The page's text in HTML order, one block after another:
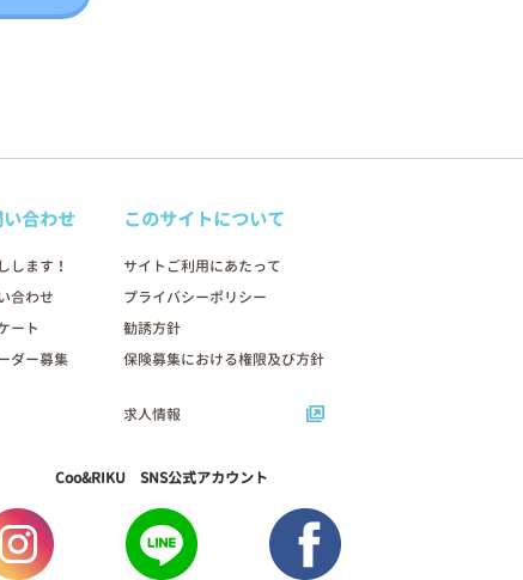
合わせ
します！
合わせ
ート
ダー募集
このサイトについて
サイトご利用にあたって
プライバシーポリシー
勧誘方針
保険募集における権限及び方針
求人情報
Coo&RIKU SNS公式アカウント